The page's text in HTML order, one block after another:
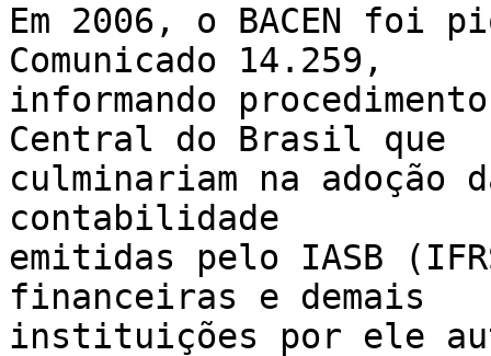
Em 2006, o BACEN foi
Comunicado 14.259,
informando
Central do Brasil que
culminariam na adoção
contabilidade
emitidas pelo IASB
financeiras e demais
instituições por ele